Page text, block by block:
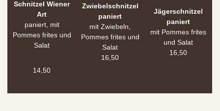
Schnitzel Wiener
Art
paniert, mit
Pommes frites und
Salat
14,50
Zwiebelschnitzel
paniert
mit Zwiebeln,
Pommes frites und
Salat
16,50
Jägerschnitzel
paniert
mit Pommes frites
und Salat
16,50